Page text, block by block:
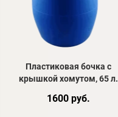
Пластиковая бочка с
крышкой хомутом, 65 л.
1600 руб.